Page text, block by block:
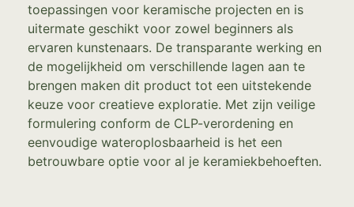
toepassingen voor keramische projecten en is
uitermate geschikt voor zowel beginners als
ervaren kunstenaars. De transparante werking en
de mogelijkheid om verschillende lagen aan te
brengen maken dit product tot een uitstekende
keuze voor creatieve exploratie. Met zijn veilige
formulering conform de CLP-verordening en
eenvoudige wateroplosbaarheid is het een
betrouwbare optie voor al je keramiekbehoeften.